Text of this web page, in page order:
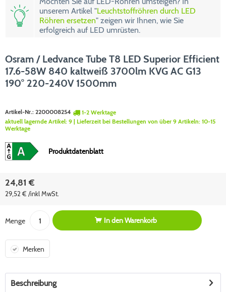
unserem Artikel "Leuchtstoffröhren durch LED
Röhren ersetzen" zeigen wir Ihnen, wie Sie
erfolgreich auf LED umrüsten.
Osram / Ledvance Tube T8 LED Superior Efficient
17.6-58W 840 kaltweiß 3700lm KVG AC G13
190° 220-240V 1500mm
Artikel-Nr.: 2200008254
1-2 Werktage
aktuell lagernde Artikel: 9 | Lieferzeit bei Bestellungen von über 9 Artikeln: 10-15
Werktage
Produktdatenblatt
24,81 €
29,52 € /inkl MwSt.
Menge In denWarenkorb
Merken
Beschreibung